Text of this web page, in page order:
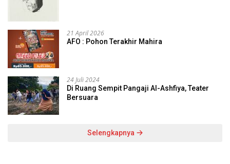
21 April 2026
AFO : Pohon Terakhir Mahira
24 Juli 2024
Di Ruang Sempit Pangaji Al-Ashfiya, Teater
Bersuara
Selengkapnya